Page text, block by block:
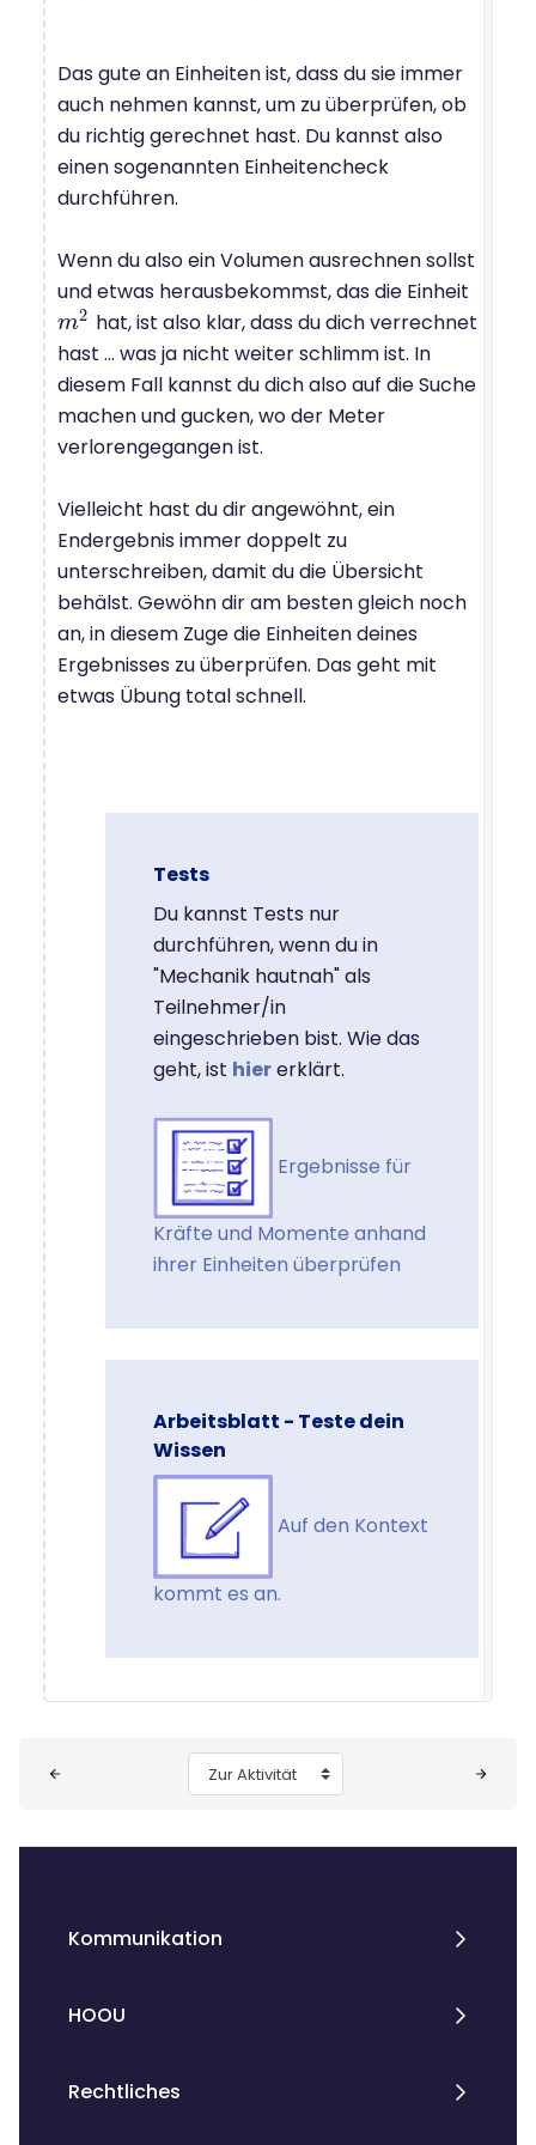
Das gute an Einheiten ist, dass du sie immer
auch nehmen kannst, um zu überprüfen, ob
du richtig gerechnet hast. Du kannst also
einen sogenannten Einheitencheck
durchführen.
Wenn du also ein Volumen ausrechnen sollst
und etwas herausbekommst, das die Einheit
m2
m2 hat, ist also klar, dass du dich verrechnet
hast ... was ja nicht weiter schlimm ist. In
diesem Fall kannst du dich also auf die Suche
machen und gucken, wo der Meter
verlorengegangen ist.
Vielleicht hast du dir angewöhnt, ein
Endergebnis immer doppelt zu
unterschreiben, damit du die Übersicht
behälst. Gewöhn dir am besten gleich noch
an, in diesem Zuge die Einheiten deines
Ergebnisses zu überprüfen. Das geht mit
etwas Übung total schnell.
Tests
Du kannst Tests nur
durchführen, wenn du in
"Mechanik hautnah" als
Teilnehmer/in
eingeschrieben bist. Wie das
geht, ist hiererklärt.
Ergebnisse für
Kräfte und Momente anhand
ihrer Einheiten überprüfen
Arbeitsblatt - Teste dein
Wissen
Auf den Kontext
kommt es an.
Zur Aktivität
Kommunikation
HOOU
Rechtliches